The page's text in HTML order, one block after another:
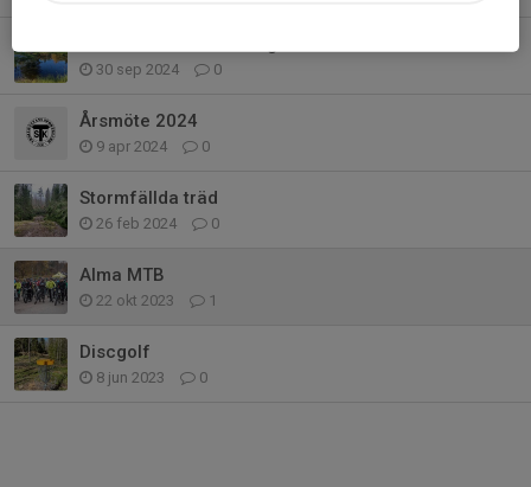
30 sep 2024 0
Årsmöte 2024
9 apr 2024 0
Stormfällda träd
26 feb 2024 0
Alma MTB
22 okt 2023 1
Discgolf
8 jun 2023 0